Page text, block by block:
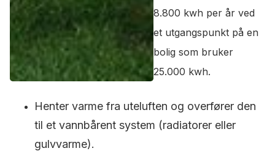
8.800 kwh per år ved
et utgangspunkt på en
bolig som bruker
25.000 kwh.
Henter varme fra uteluften og overfører den
til et vannbårent system (radiatorer eller
gulvvarme).